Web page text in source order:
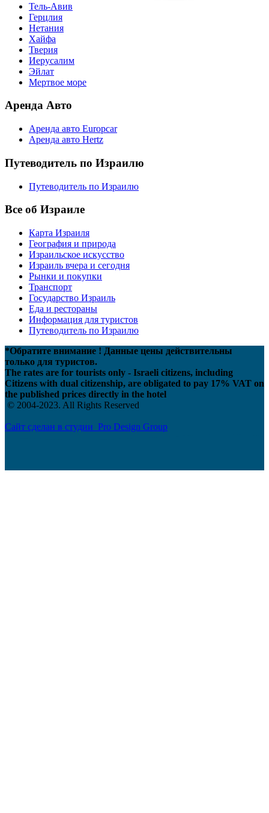
Тель-Авив
Герцлия
Нетания
Хайфа
Тверия
Иерусалим
Эйлат
Мертвое море
Аренда Авто
Аренда авто Europcar
Аренда авто Hertz
Путеводитель по Израилю
Путеводитель по Израилю
Все об Израиле
Карта Израиля
География и природа
Израильское искусство
Израиль вчера и сегодня
Рынки и покупки
Транспорт
Государство Израиль
Еда и рестораны
Информация для туристов
Путеводитель по Израилю
*Обратите внимание ! Данные цены действительны
только для туристов.
The rates are for tourists only - Israeli citizens, including
Citizens with dual citizenship, are obligated to pay 17% VAT on
the published prices directly in the hotel
© 2004-2023. All Rights Reserved
Сайт сделан в студии Pro Design Group